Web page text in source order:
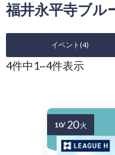
福井永平寺ブル
イベント(4)
4件中1~4件表示
10/ 20 火